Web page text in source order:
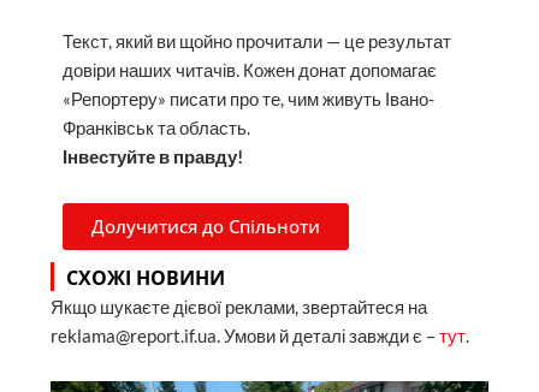
Текст, який ви щойно прочитали — це результат
довіри наших читачів. Кожен донат допомагає
«Репортеру» писати про те, чим живуть Івано-
Франківськ та область.
Інвестуйте в правду!
Долучитися до Спільноти
СХОЖІ НОВИНИ
Якщо шукаєте дієвої реклами, звертайтеся на
reklama@report.if.ua. Умови й деталі завжди є –тут.